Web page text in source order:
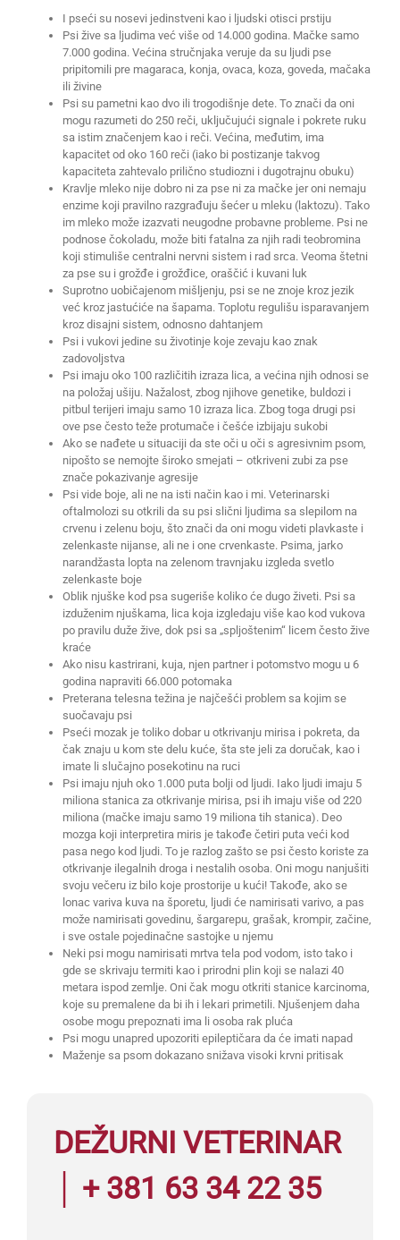
I pseći su nosevi jedinstveni kao i ljudski otisci prstiju
Psi žive sa ljudima već više od 14.000 godina. Mačke samo
7.000 godina. Većina stručnjaka veruje da su ljudi pse
pripitomili pre magaraca, konja, ovaca, koza, goveda, mačaka
ili živine
Psi su pametni kao dvo ili trogodišnje dete. To znači da oni
mogu razumeti do 250 reči, uključujući signale i pokrete ruku
sa istim značenjem kao i reči. Većina, međutim, ima
kapacitet od oko 160 reči (iako bi postizanje takvog
kapaciteta zahtevalo prilično studiozni i dugotrajnu obuku)
Kravlje mleko nije dobro ni za pse ni za mačke jer oni nemaju
enzime koji pravilno razgrađuju šećer u mleku (laktozu). Tako
im mleko može izazvati neugodne probavne probleme. Psi ne
podnose čokoladu, može biti fatalna za njih radi teobromina
koji stimuliše centralni nervni sistem i rad srca. Veoma štetni
za pse su i grožđe i grožđice, oraščić i kuvani luk
Suprotno uobičajenom mišljenju, psi se ne znoje kroz jezik
već kroz jastućiće na šapama. Toplotu regulišu isparavanjem
kroz disajni sistem, odnosno dahtanjem
Psi i vukovi jedine su životinje koje zevaju kao znak
zadovoljstva
Psi imaju oko 100 različitih izraza lica, a većina njih odnosi se
na položaj ušiju. Nažalost, zbog njihove genetike, buldozi i
pitbul terijeri imaju samo 10 izraza lica. Zbog toga drugi psi
ove pse često teže protumače i češće izbijaju sukobi
Ako se nađete u situaciji da ste oči u oči s agresivnim psom,
nipošto se nemojte široko smejati – otkriveni zubi za pse
znače pokazivanje agresije
Psi vide boje, ali ne na isti način kao i mi. Veterinarski
oftalmolozi su otkrili da su psi slični ljudima sa slepilom na
crvenu i zelenu boju, što znači da oni mogu videti plavkaste i
zelenkaste nijanse, ali ne i one crvenkaste. Psima, jarko
narandžasta lopta na zelenom travnjaku izgleda svetlo
zelenkaste boje
Oblik njuške kod psa sugeriše koliko će dugo živeti. Psi sa
izduženim njuškama, lica koja izgledaju više kao kod vukova
po pravilu duže žive, dok psi sa „spljoštenim“ licem često žive
kraće
Ako nisu kastrirani, kuja, njen partner i potomstvo mogu u 6
godina napraviti 66.000 potomaka
Preterana telesna težina je najčešći problem sa kojim se
suočavaju psi
Pseći mozak je toliko dobar u otkrivanju mirisa i pokreta, da
čak znaju u kom ste delu kuće, šta ste jeli za doručak, kao i
imate li slučajno posekotinu na ruci
Psi imaju njuh oko 1.000 puta bolji od ljudi. Iako ljudi imaju 5
miliona stanica za otkrivanje mirisa, psi ih imaju više od 220
miliona (mačke imaju samo 19 miliona tih stanica). Deo
mozga koji interpretira miris je takođe četiri puta veći kod
pasa nego kod ljudi. To je razlog zašto se psi često koriste za
otkrivanje ilegalnih droga i nestalih osoba. Oni mogu nanjušiti
svoju večeru iz bilo koje prostorije u kući! Takođe, ako se
lonac variva kuva na šporetu, ljudi će namirisati varivo, a pas
može namirisati govedinu, šargarepu, grašak, krompir, začine,
i sve ostale pojedinačne sastojke u njemu
Neki psi mogu namirisati mrtva tela pod vodom, isto tako i
gde se skrivaju termiti kao i prirodni plin koji se nalazi 40
metara ispod zemlje. Oni čak mogu otkriti stanice karcinoma,
koje su premalene da bi ih i lekari primetili. Njušenjem daha
osobe mogu prepoznati ima li osoba rak pluća
Psi mogu unapred upozoriti epileptičara da će imati napad
Maženje sa psom dokazano snižava visoki krvni pritisak
DEŽURNI VETERINAR
│ + 381 63 34 22 35